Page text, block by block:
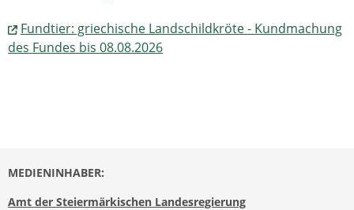
Fundtier: griechische Landschildkröte - Kundmachung
des Fundes bis 08.08.2026
MEDIENINHABER:
Amt der Steiermärkischen Landesregierung